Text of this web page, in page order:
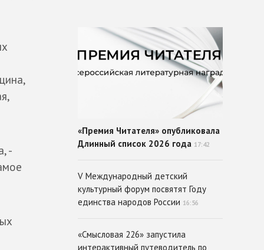
-
«Премия Читателя» опубликовала
Длинный список 2026 года 17:42
V Международный детский
культурный форум посвятят Году
единства народов России 16:56
«Смысловая 226» запустила
интерактивный путеводитель по